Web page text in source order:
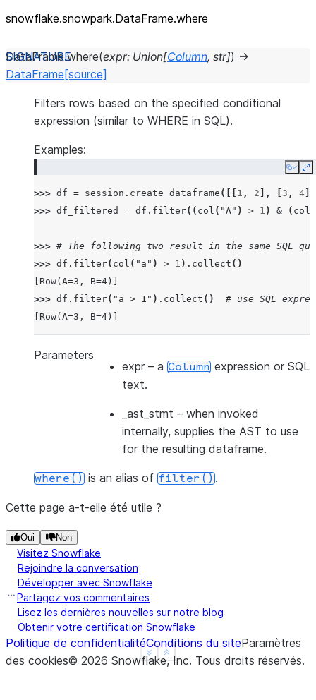
snowflake.snowpark.DataFrame.where
DataFrame.where(expr: Union[Column, str]) →
DataFrame [source]
Filters rows based on the specified conditional
expression (similar to WHERE in SQL).
Examples:
Copy
>>> df = session . create_dataframe ([[ 1 , 2 ], 3 , 4
>>> df_filtered = df . filter(( col ( "A" ) > 1 ) & ( col
>>> # The following two result in the same SQL
>>> df . filter( col ( "a" ) > 1 ) . collect ()
[Row(A=3, B=4)]
>>> df . filter( "a > 1" ) . collect ()
# use SQL
[Row(A=3, B=4)]
Show less
See more
Parameters
expr – a Column expression or SQL
text.
_ast_stmt – when invoked
internally, supplies the AST to use
for the resulting dataframe.
where() is an alias of filter().
Cette page a-t-elle été utile ?
Oui Non
Visitez Snowflake
Rejoindre la conversation
Développer avec Snowflake
Partagez vos commentaires
Lisez les dernières nouvelles sur notre blog
Obtenir votre certification Snowflake
Politique de confidentialitéConditions du siteParamètres
des cookies© 2026 Snowflake, Inc. Tous droits réservés.